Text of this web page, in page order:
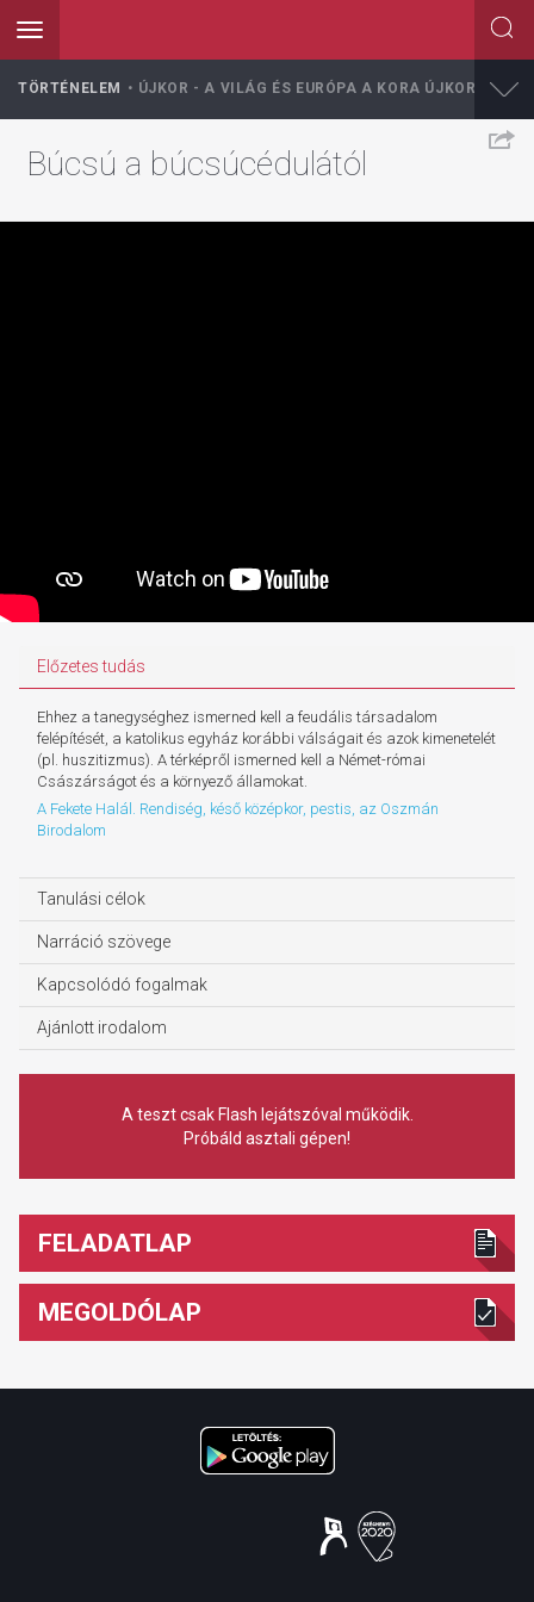
tartalomra
Toggle
navigation
Búcsú a búcsúcédulától
TÖRTÉNELEM ÚJKOR - A VILÁG ÉS EURÓPA A KORA ÚJKORBAN
Előzetes tudás
Ehhez a tanegységhez ismerned kell a feudális társadalom
felépítését, a katolikus egyház korábbi válságait és azok kimenetelét
(pl. huszitizmus). A térképről ismerned kell a Német-római
Császárságot és a környező államokat.
A Fekete Halál. Rendiség, késő középkor, pestis, az Oszmán
Birodalom
Tanulási célok
Narráció szövege
Kapcsolódó fogalmak
Ajánlott irodalom
A teszt csak Flash lejátszóval működik.
Próbáld asztali gépen!
FELADATLAP
MEGOLDÓLAP